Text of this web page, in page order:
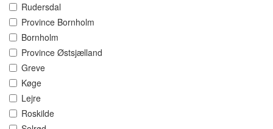
Rudersdal
Province Bornholm
Bornholm
Province Østsjælland
Greve
Køge
Lejre
Roskilde